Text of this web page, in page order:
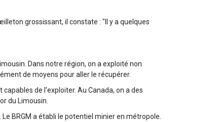
grossissant, il constate : "Il y a quelques
Dans notre région, on a exploité non
de moyens pour aller le récupérer.
de l'exploiter. Au Canada, on a des
du Limousin.
BRGM a établi le potentiel minier en métropole.